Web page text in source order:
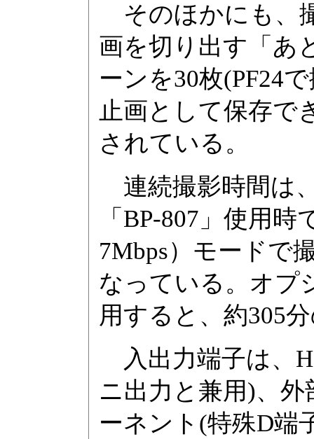
そのほかにも、
画を切り出す「あ
ーンを30枚(PF24
止画として保存で
されている。
連続撮影時間は
「BP-807」使用
7Mbps）モードで
なっている。オプ
用すると、約305
入出力端子は、
ニ出力と兼用)、
ーネント(特殊D端